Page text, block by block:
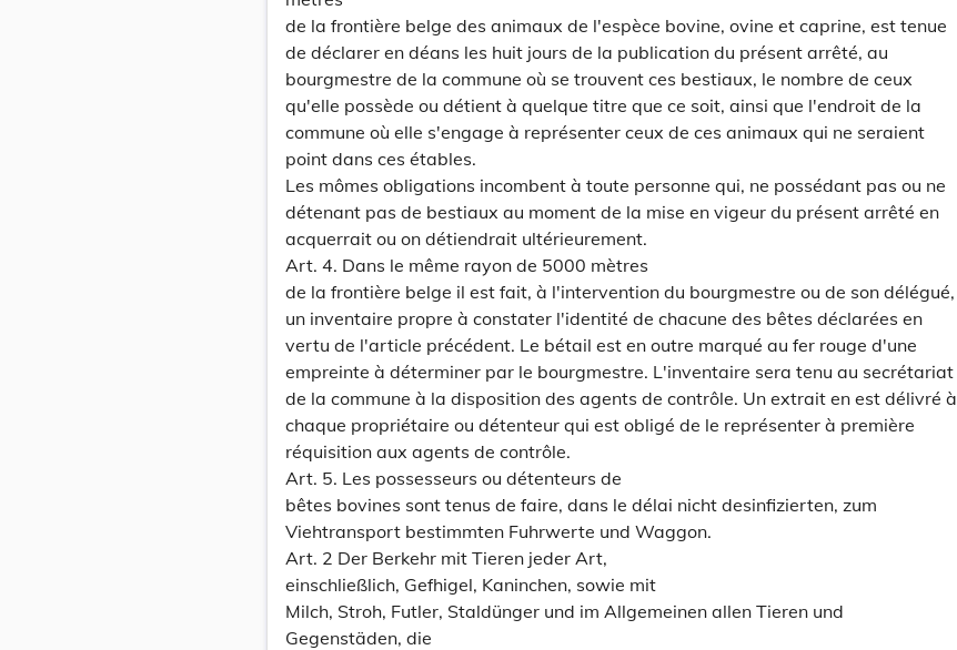
de la frontière belge des animaux de l'espèce bovine, ovine et caprine, est tenue
de déclarer en déans les huit jours de la publication du présent arrêté, au
bourgmestre de la commune où se trouvent ces bestiaux, le nombre de ceux
qu'elle possède ou détient à quelque titre que ce soit, ainsi que l'endroit de la
commune où elle s'engage à représenter ceux de ces animaux qui ne seraient
point dans ces étables.
Les mômes obligations incombent à toute personne qui, ne possédant pas ou ne
détenant pas de bestiaux au moment de la mise en vigeur du présent arrêté en
acquerrait ou on détiendrait ultérieurement.
Art. 4. Dans le même rayon de 5000 mètres
de la frontière belge il est fait, à l'intervention du bourgmestre ou de son délégué,
un inventaire propre à constater l'identité de chacune des bêtes déclarées en
vertu de l'article précédent. Le bétail est en outre marqué au fer rouge d'une
empreinte à déterminer par le bourgmestre. L'inventaire sera tenu au secrétariat
de la commune à la disposition des agents de contrôle. Un extrait en est délivré à
chaque propriétaire ou détenteur qui est obligé de le représenter à première
réquisition aux agents de contrôle.
Art. 5. Les possesseurs ou détenteurs de
bêtes bovines sont tenus de faire, dans le délai nicht desinfizierten, zum
Viehtransport bestimmten Fuhrwerte und Waggon.
Art. 2 Der Berkehr mit Tieren jeder Art,
einschließlich, Gefhigel, Kaninchen, sowie mit
Milch, Stroh, Futler, Staldünger und im Allgemeinen allen Tieren und
Gegenstäden, die